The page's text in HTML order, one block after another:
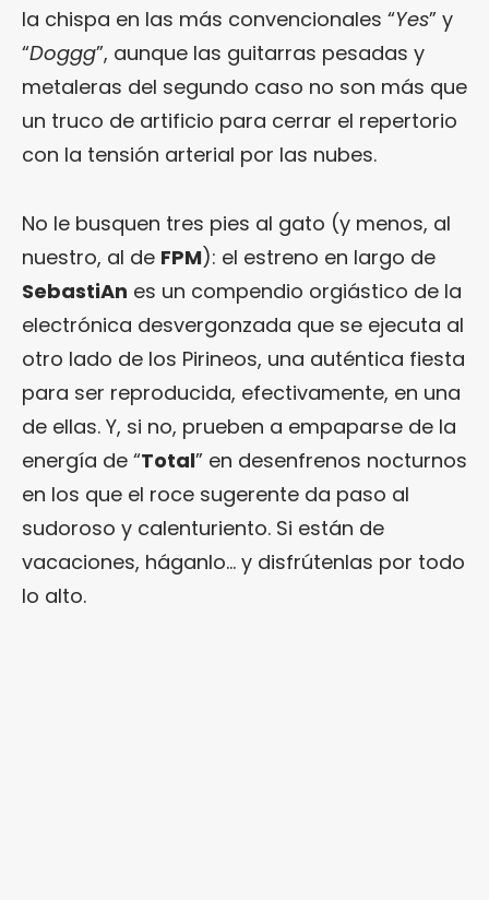
la chispa en las más convencionales “Yes” y
“Doggg”, aunque las guitarras pesadas y
metaleras del segundo caso no son más que
un truco de artificio para cerrar el repertorio
con la tensión arterial por las nubes.
No le busquen tres pies al gato (y menos, al
nuestro, al de FPM): el estreno en largo de
SebastiAn es un compendio orgiástico de la
electrónica desvergonzada que se ejecuta al
otro lado de los Pirineos, una auténtica fiesta
para ser reproducida, efectivamente, en una
de ellas. Y, si no, prueben a empaparse de la
energía de “Total” en desenfrenos nocturnos
en los que el roce sugerente da paso al
sudoroso y calenturiento. Si están de
vacaciones, háganlo… y disfrútenlas por todo
lo alto.